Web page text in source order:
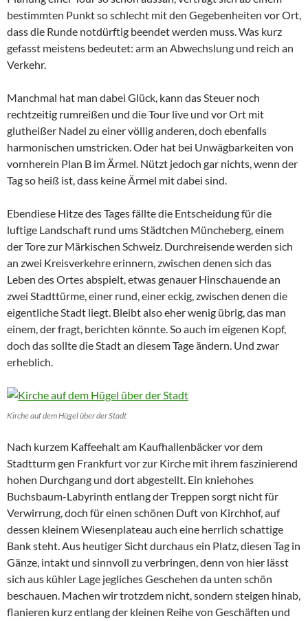
bestimmten Punkt so schlecht mit den Gegebenheiten vor Ort,
dass die Runde notdürftig beendet werden muss. Was kurz
gefasst meistens bedeutet: arm an Abwechslung und reich an
Verkehr.
Manchmal hat man dabei Glück, kann das Steuer noch
rechtzeitig rumreißen und die Tour live und vor Ort mit
glutheißer Nadel zu einer völlig anderen, doch ebenfalls
harmonischen umstricken. Oder hat bei Unwägbarkeiten von
vornherein Plan B im Ärmel. Nützt jedoch gar nichts, wenn der
Tag so heiß ist, dass keine Ärmel mit dabei sind.
Ebendiese Hitze des Tages fällte die Entscheidung für die
luftige Landschaft rund ums Städtchen Müncheberg, einem
der Tore zur Märkischen Schweiz. Durchreisende werden sich
an zwei Kreisverkehre erinnern, zwischen denen sich das
Leben des Ortes abspielt, etwas genauer Hinschauende an
zwei Stadttürme, einer rund, einer eckig, zwischen denen die
eigentliche Stadt liegt. Bleibt also eher wenig übrig, das man
einem, der fragt, berichten könnte. So auch im eigenen Kopf,
doch das sollte die Stadt an diesem Tage ändern. Und zwar
erheblich.
Kirche auf dem Hügel über der Stadt
Nach kurzem Kaffeehalt am Kaufhallenbäcker vor dem
Stadtturm gen Frankfurt vor zur Kirche mit ihrem faszinierend
hohen Durchgang und dort abgestellt. Ein kniehohes
Buchsbaum-Labyrinth entlang der Treppen sorgt nicht für
Verwirrung, doch für einen schönen Duft von Kirchhof, auf
dessen kleinem Wiesenplateau auch eine herrlich schattige
Bank steht. Aus heutiger Sicht durchaus ein Platz, diesen Tag in
Gänze, intakt und sinnvoll zu verbringen, denn von hier lässt
sich aus kühler Lage jegliches Geschehen da unten schön
beschauen. Machen wir trotzdem nicht, sondern steigen hinab,
flanieren kurz entlang der kleinen Reihe von Geschäften und